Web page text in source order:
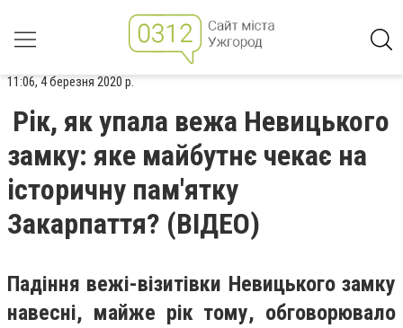
11:06, 4 березня 2020 р.
Рік, як упала вежа Невицького
замку: яке майбутнє чекає на
історичну пам'ятку
Закарпаття? (ВІДЕО)
Падіння вежі-візитівки Невицького замку
навесні, майже рік тому, обговорювало